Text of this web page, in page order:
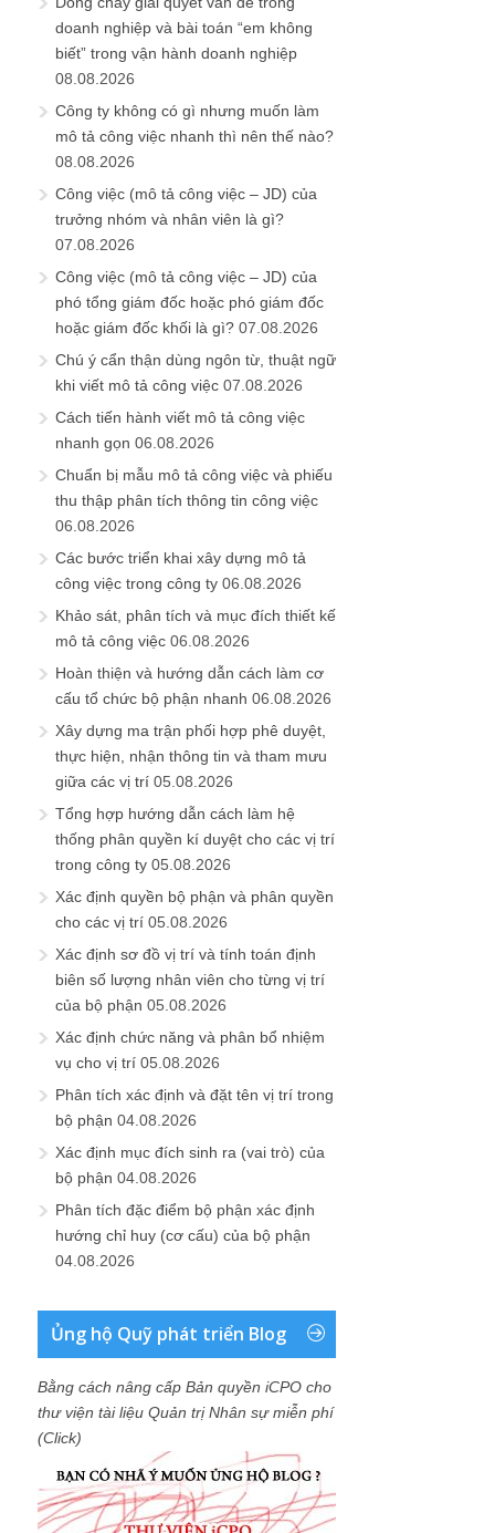
doanh nghiệp và bài toán “em không
biết” trong vận hành doanh nghiệp
08.08.2026
Công ty không có gì nhưng muốn làm
mô tả công việc nhanh thì nên thế nào?
08.08.2026
Công việc (mô tả công việc – JD) của
trưởng nhóm và nhân viên là gì?
07.08.2026
Công việc (mô tả công việc – JD) của
phó tổng giám đốc hoặc phó giám đốc
hoặc giám đốc khối là gì? 07.08.2026
Chú ý cẩn thận dùng ngôn từ, thuật ngữ
khi viết mô tả công việc 07.08.2026
Cách tiến hành viết mô tả công việc
nhanh gọn 06.08.2026
Chuẩn bị mẫu mô tả công việc và phiếu
thu thập phân tích thông tin công việc
06.08.2026
Các bước triển khai xây dựng mô tả
công việc trong công ty 06.08.2026
Khảo sát, phân tích và mục đích thiết kế
mô tả công việc 06.08.2026
Hoàn thiện và hướng dẫn cách làm cơ
cấu tổ chức bộ phận nhanh 06.08.2026
Xây dựng ma trận phối hợp phê duyệt,
thực hiện, nhận thông tin và tham mưu
giữa các vị trí 05.08.2026
Tổng hợp hướng dẫn cách làm hệ
thống phân quyền kí duyệt cho các vị trí
trong công ty 05.08.2026
Xác định quyền bộ phận và phân quyền
cho các vị trí 05.08.2026
Xác định sơ đồ vị trí và tính toán định
biên số lượng nhân viên cho từng vị trí
của bộ phận 05.08.2026
Xác định chức năng và phân bổ nhiệm
vụ cho vị trí 05.08.2026
Phân tích xác định và đặt tên vị trí trong
bộ phận 04.08.2026
Xác định mục đích sinh ra (vai trò) của
bộ phận 04.08.2026
Phân tích đặc điểm bộ phận xác định
hướng chỉ huy (cơ cấu) của bộ phận
04.08.2026
Ủng hộ Quỹ phát triển Blog
Bằng cách nâng cấp Bản quyền iCPO cho
thư viện tài liệu Quản trị Nhân sự miễn phí
(Click)